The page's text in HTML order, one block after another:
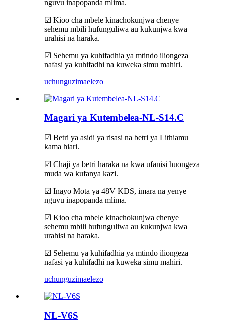
nguvu inapopanda mlima.
☑ Kioo cha mbele kinachokunjwa chenye
sehemu mbili hufunguliwa au kukunjwa kwa
urahisi na haraka.
☑ Sehemu ya kuhifadhia ya mtindo iliongeza
nafasi ya kuhifadhi na kuweka simu mahiri.
uchunguzimaelezo
Magari ya Kutembelea-NL-S14.C
☑ Betri ya asidi ya risasi na betri ya Lithiamu
kama hiari.
☑ Chaji ya betri haraka na kwa ufanisi huongeza
muda wa kufanya kazi.
☑ Inayo Mota ya 48V KDS, imara na yenye
nguvu inapopanda mlima.
☑ Kioo cha mbele kinachokunjwa chenye
sehemu mbili hufunguliwa au kukunjwa kwa
urahisi na haraka.
☑ Sehemu ya kuhifadhia ya mtindo iliongeza
nafasi ya kuhifadhi na kuweka simu mahiri.
uchunguzimaelezo
NL-V6S